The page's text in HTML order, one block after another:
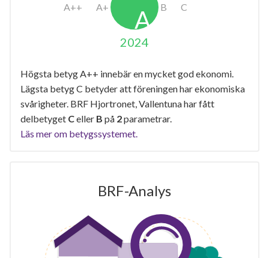
2024
Högsta betyg A++ innebär en mycket god ekonomi.
Lägsta betyg C betyder att föreningen har ekonomiska
svårigheter. BRF Hjortronet, Vallentuna har fått
delbetyget Celler B på 2parametrar.
Läs mer om betygssystemet.
BRF-Analys